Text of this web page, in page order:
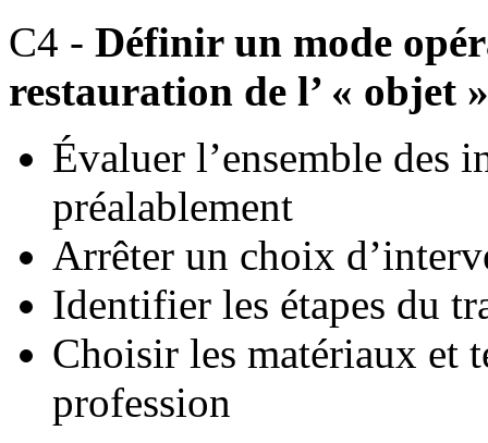
C4 - Définir un mode
restauration de l’ « objet »
Évaluer l’ensemble des
préalablement
Arrêter un choix
Identifier les étapes du
Choisir les matériaux et
profession